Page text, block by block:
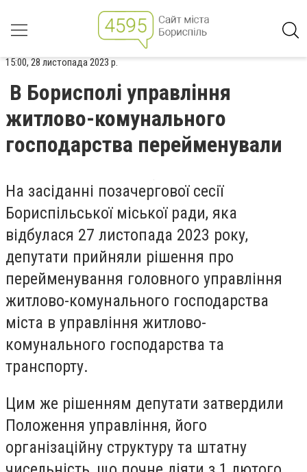
15:00, 28 листопада 2023 р.
В Борисполі управління
житлово-комунального
господарства перейменували
На засіданні позачергової сесії
Бориспільської міської ради, яка
відбулася 27 листопада 2023 року,
депутати прийняли рішення про
перейменування головного управління
житлово-комунального господарства
міста в управління житлово-
комунального господарства та
транспорту.
Цим же рішенням депутати затвердили
Положення управління, його
організаційну структуру та штатну